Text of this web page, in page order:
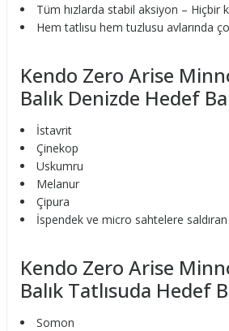
Tüm hızlarda stabil aksiyon – Hiçbir
Hem tatlısu hem tuzlusu avlarında
Kendo Zero Arise
Balık Denizde Hedef
İstavrit
Çinekop
Uskumru
Melanur
Çipura
İspendek ve micro sahtelere
Kendo Zero Arise
Balık Tatlısuda Hedef
Somon